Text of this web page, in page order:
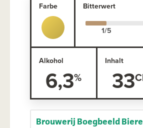
Farbe Bitterwert
Alkohol
6,3
Inhalt
33
Brouwerij Boegbeeld Biere